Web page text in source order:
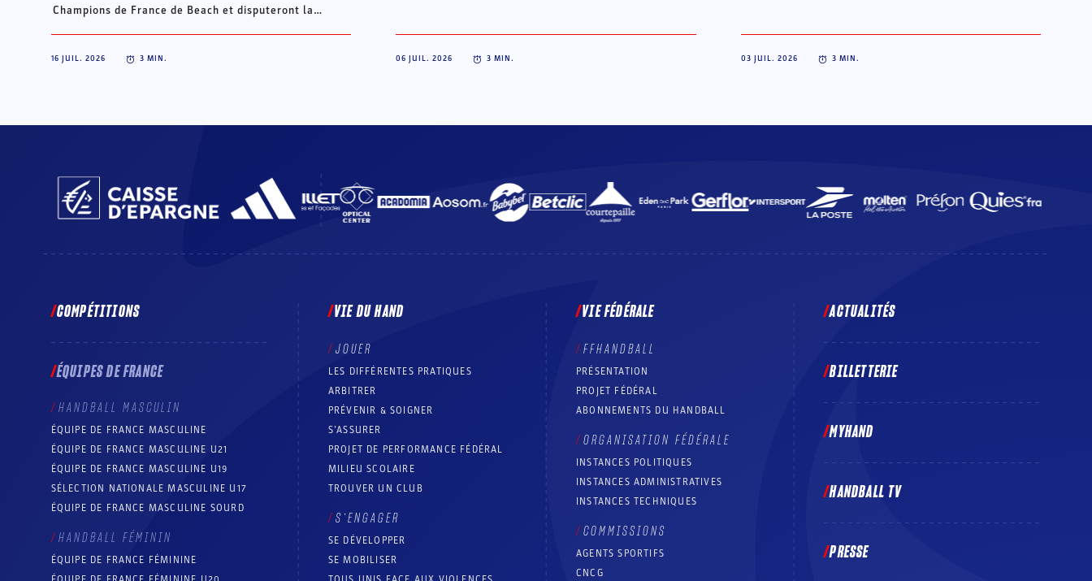
Champions de France de Beach et disputeront la
16 JUIL. 2026 3 MIN. 06 JUIL. 2026 3 MIN. 03 JUIL. 2026 3 MIN.
COMPÉTITIONS
ÉQUIPES DE FRANCE
HANDBALL MASCULIN
ÉQUIPE DE FRANCE MASCULINE
ÉQUIPE DE FRANCE MASCULINE U21
ÉQUIPE DE FRANCE MASCULINE U19
SÉLECTION NATIONALE MASCULINE U17
ÉQUIPE DE FRANCE MASCULINE SOURD
HANDBALL FÉMININ
ÉQUIPE DE FRANCE FÉMININE
VIE DU HAND
JOUER
LES DIFFÉRENTES PRATIQUES
ARBITRER
PRÉVENIR & SOIGNER
S’ASSURER
PROJET DE PERFORMANCE FÉDÉRAL
MILIEU SCOLAIRE
TROUVER UN CLUB
S’ENGAGER
SE DÉVELOPPER
SE MOBILISER
VIE FÉDÉRALE
FFHANDBALL
PRÉSENTATION
PROJET FÉDÉRAL
ABONNEMENTS DU HANDBALL
ORGANISATION FÉDÉRALE
INSTANCES POLITIQUES
INSTANCES ADMINISTRATIVES
INSTANCES TECHNIQUES
COMMISSIONS
AGENTS SPORTIFS
CNCG
ACTUALITÉS
BILLETTERIE
MYHAND
HANDBALL TV
PRESSE